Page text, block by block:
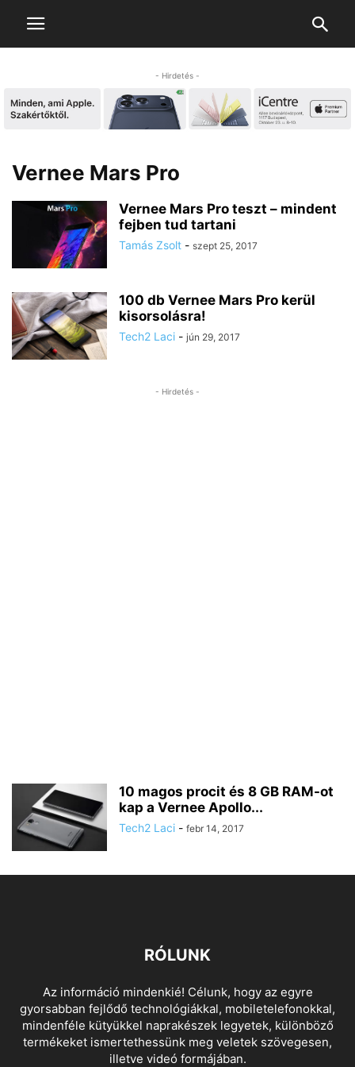
- Hirdetés -
Vernee Mars Pro
Vernee Mars Pro teszt – mindent
fejben tud tartani
Tamás Zsolt - szept 25, 2017
100 db Vernee Mars Pro kerül
kisorsolásra!
Tech2 Laci - jún 29, 2017
- Hirdetés -
10 magos procit és 8 GB RAM-ot
kap a Vernee Apollo...
Tech2 Laci - febr 14, 2017
RÓLUNK
Az információ mindenkié! Célunk, hogy az egyre
gyorsabban fejlődő technológiákkal, mobiletelefonokkal,
mindenféle kütyükkel naprakészek legyetek, különböző
termékeket ismertethessünk meg veletek szövegesen,
illetve videó formájában.